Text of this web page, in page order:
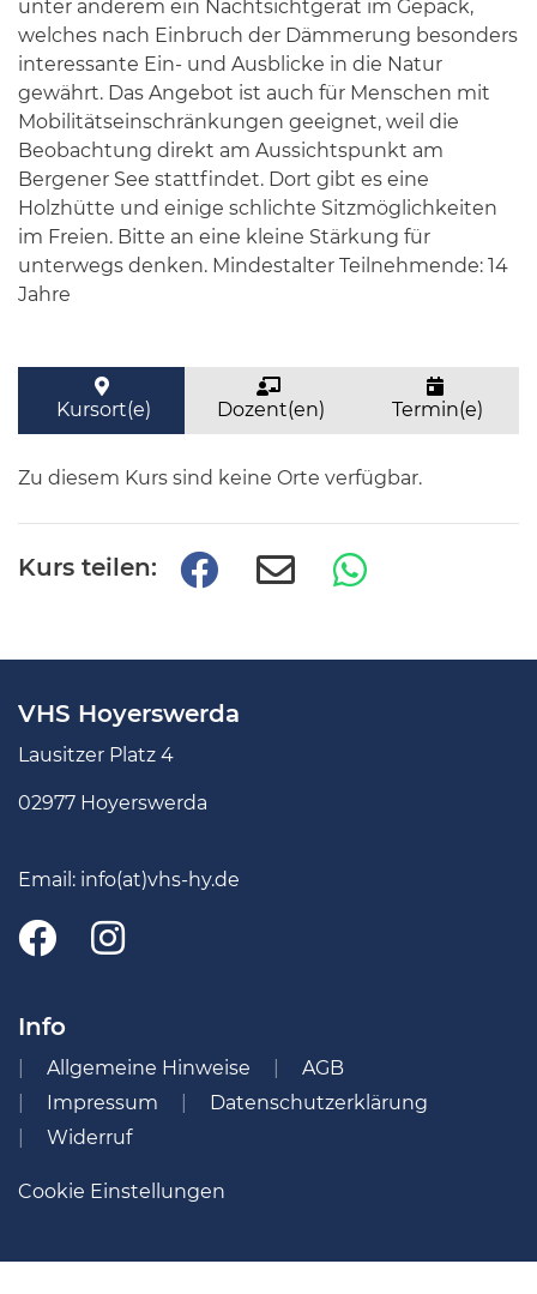
unter anderem ein Nachtsichtgerät im Gepäck,
welches nach Einbruch der Dämmerung besonders
interessante Ein- und Ausblicke in die Natur
gewährt. Das Angebot ist auch für Menschen mit
Mobilitätseinschränkungen geeignet, weil die
Beobachtung direkt am Aussichtspunkt am
Bergener See stattfindet. Dort gibt es eine
Holzhütte und einige schlichte Sitzmöglichkeiten
im Freien. Bitte an eine kleine Stärkung für
unterwegs denken. Mindestalter Teilnehmende: 14
Jahre
Kursort(e) Dozent(en) Termin(e)
Zu diesem Kurs sind keine Orte verfügbar.
Kurs teilen:
VHS Hoyerswerda
Lausitzer Platz 4
02977 Hoyerswerda
Email: info(at)vhs-hy.de
Info
Allgemeine Hinweise
AGB
Impressum
Datenschutzerklärung
Widerruf
Cookie Einstellungen